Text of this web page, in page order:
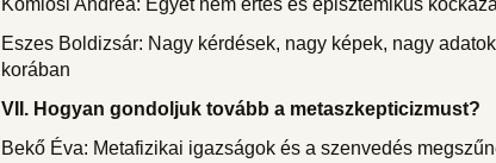
Komlósi Andrea: Egyet nem értés és episztemikus
Eszes Boldizsár: Nagy kérdések, nagy képek, nagy
korában
VII. Hogyan gondoljuk tovább a metaszkepticizmust?
Bekő Éva: Metafizikai igazságok és a szenvedés